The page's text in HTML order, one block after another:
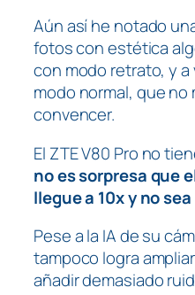
Aún así he notado
fotos con estética
con modo retrato, y
modo normal, que no
convencer.
El ZTE V80 Pro no
no es sorpresa que
llegue a 10x y no
Pese a la IA de su
tampoco logra
añadir demasiado